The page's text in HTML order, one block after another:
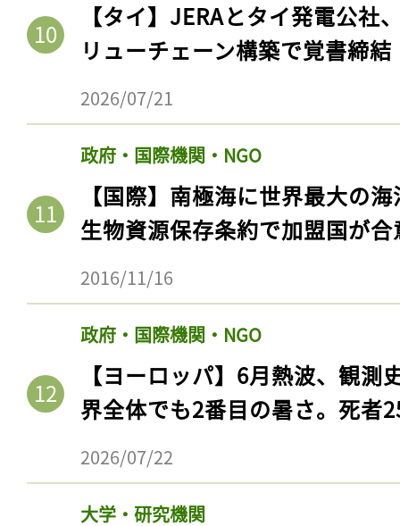
【タイ】JERAとタイ発電公社
リューチェーン構築で覚書締結
2026/07/21
政府・国際機関・NGO
【国際】南極海に世界最大の
生物資源保存条約で加盟国が合
2016/11/16
政府・国際機関・NGO
【ヨーロッパ】6月熱波、観
界全体でも2番目の暑さ。死者
2026/07/22
大学・研究機関
記事をお気に入りに
ログインが必
ログイン